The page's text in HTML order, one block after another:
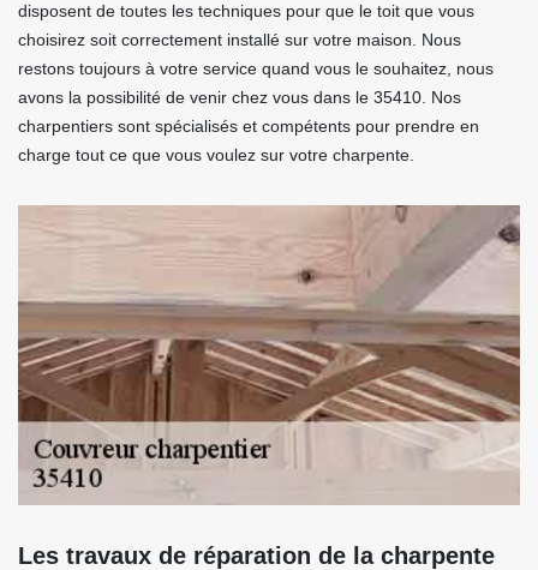
disposent de toutes les techniques pour que le toit que vous
choisirez soit correctement installé sur votre maison. Nous
restons toujours à votre service quand vous le souhaitez, nous
avons la possibilité de venir chez vous dans le 35410. Nos
charpentiers sont spécialisés et compétents pour prendre en
charge tout ce que vous voulez sur votre charpente.
Les travaux de réparation de la charpente